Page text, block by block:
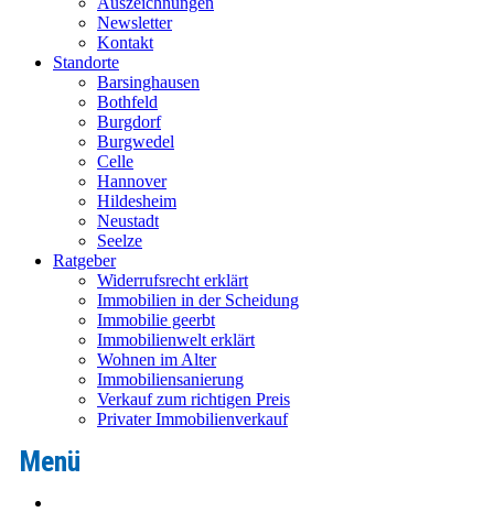
Newsletter
Kontakt
Standorte
Barsinghausen
Bothfeld
Burgdorf
Burgwedel
Celle
Hannover
Hildesheim
Neustadt
Seelze
Ratgeber
Widerrufsrecht erklärt
Immobilien in der Scheidung
Immobilie geerbt
Immobilienwelt erklärt
Wohnen im Alter
Immobiliensanierung
Verkauf zum richtigen Preis
Privater Immobilienverkauf